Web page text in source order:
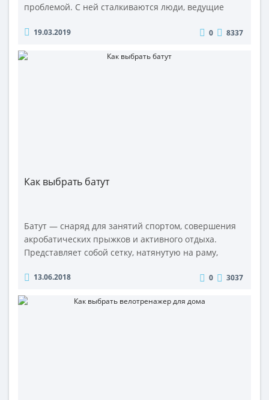
проблемой. С ней сталкиваются люди, ведущие
и тех, чья профессиональная деятельность связана
спортсменов. Поэтому естественно внимание,
19.03.2019 0 8337
Как выбрать батут
Батут — снаряд для занятий спортом, совершения
акробатических прыжков и активного отдыха.
Представляет собой сетку, натянутую на раму,
W или U. Такая форма придает конструкции
пружины конусообразной формы. Они натягивают
13.06.2018 0 3037